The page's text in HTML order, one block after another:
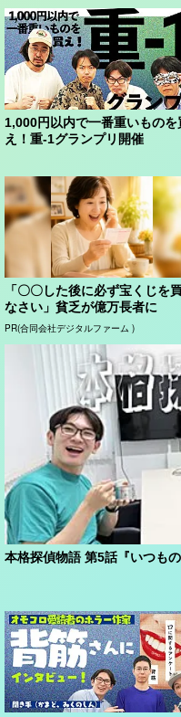
1,000円以内で一番重いものを
え！重-1グランプリ開催
「〇〇した後に必ず宝くじを
なさい」貧乏が億万長者に
PR(合同会社デジタルファーム )
本格探偵物語 第5話『いつもの